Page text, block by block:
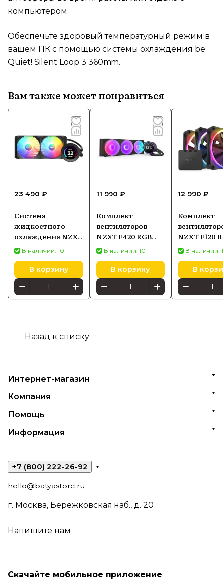
компьютером.
Обеспечьте здоровый температурный режим в
вашем ПК с помощью системы охлаждения be
Quiet! Silent Loop 3 360mm.
Вам также может понравиться
23 490 ₽
Система
жидкостного
охлаждения NZXT
Kraken Elite 240
RGB, AIO 240 мм,
чёрная
В наличии: 10
В корзину
11 990 ₽
Комплект
вентиляторов
NZXT F420 RGB
Core, 3×140 мм,
белый
В наличии: 10
В корзину
12 990 ₽
Комплект
NZXT F120
3×120 мм,
с
В наличии:
В
Назад к списку
Интернет-магазин
Компания
Помощь
Информация
+7 (800) 222-26-92
hello@batyastore.ru
г. Москва, Бережковская наб., д. 20
Напишите нам
Скачайте мобильное приложение